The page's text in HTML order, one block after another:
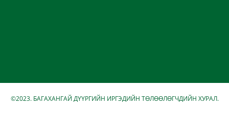
©2023. БАГАХАНГАЙ ДҮҮРГИЙН ИРГЭДИЙН ТӨЛӨӨЛӨГЧДИЙН ХУРАЛ.